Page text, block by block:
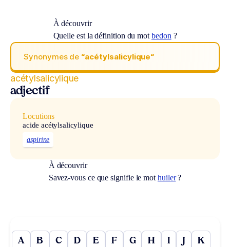
À découvrir
Quelle est la définition du mot bedon ?
Synonymes de “acétylsalicylique“
acétylsalicylique
adjectif
Locutions
acide acétylsalicylique
aspirine
À découvrir
Savez-vous ce que signifie le mot huiler?
A B C D E F G H I J K